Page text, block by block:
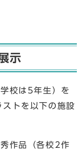
示
校は5年生）を
トを以下の施設
作品（各校2作